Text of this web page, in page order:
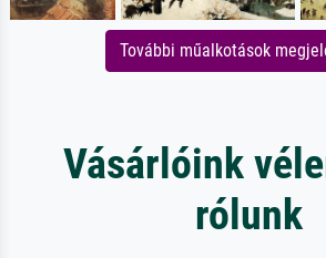
További műalkotások
Vásárlóink
rólunk